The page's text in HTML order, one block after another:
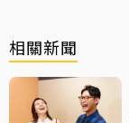
相關新聞